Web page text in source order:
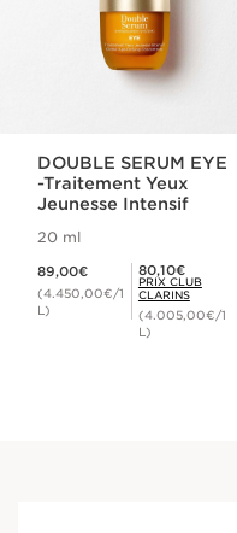
DOUBLE SERUM EYE
-Traitement Yeux
Jeunesse Intensif
20 ml
89,00€
(4.450,00€/1
L)
Prix Club Clarins 80,10€
80,10€
PRIX CLUB
CLARINS
(4.005,00€/1
L)